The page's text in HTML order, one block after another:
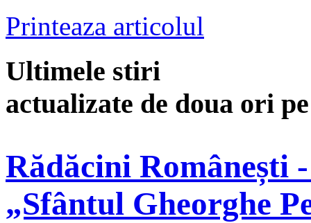
Printeaza articolul
Ultimele stiri
actualizate de doua ori
Rădăcini Românești
„Sfântul Gheorghe